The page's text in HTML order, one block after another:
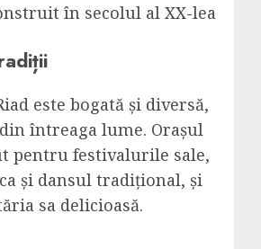
în secolul al XX-lea
este bogată și diversă,
întreaga lume. Orașul
pentru festivalurile sale,
și dansul tradițional, și
sa delicioasă.